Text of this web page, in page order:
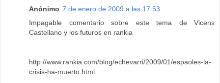
Anónimo 7 de enero de 2009 a las 17:53
Impagable comentario sobre este tema de Vicens
Castellano y los futuros en rankia
http://www.rankia.com/blog/echevarri/2009/01/espaoles-la-
crisis-ha-muerto.html